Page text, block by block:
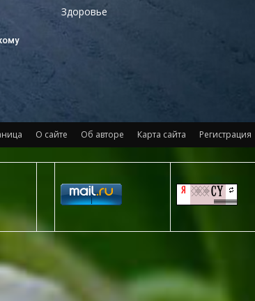
Здоровье
О сайте Об авторе Карта сайта Регистрация